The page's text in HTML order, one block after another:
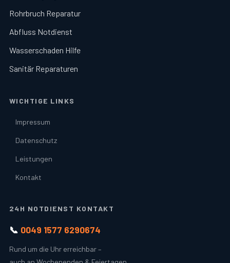
Rohrbruch Reparatur
Abfluss Notdienst
Wasserschaden Hilfe
Sanitär Reparaturen
WICHTIGE LINKS
Impressum
Datenschutz
Leistungen
Kontakt
24H NOTDIENST KONTAKT
📞 0049 1577 6290674
Rund um die Uhr erreichbar –